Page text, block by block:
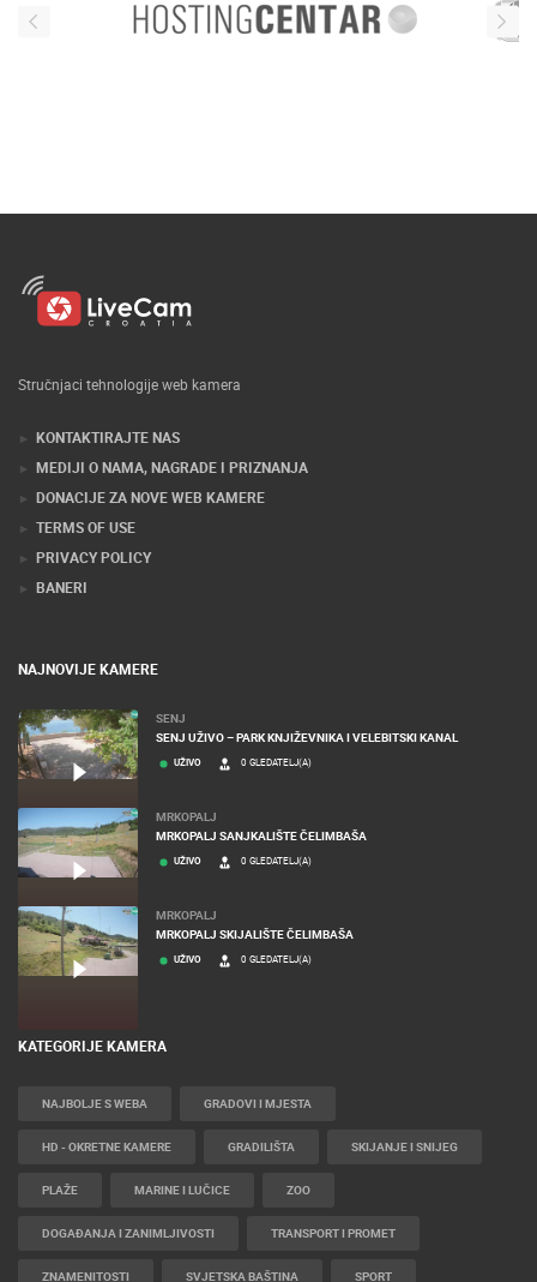
Stručnjaci tehnologije web kamera
KONTAKTIRAJTE NAS
MEDIJI O NAMA, NAGRADE I PRIZNANJA
DONACIJE ZA NOVE WEB KAMERE
TERMS OF USE
PRIVACY POLICY
BANERI
NAJNOVIJE KAMERE
SENJ
SENJ UŽIVO – PARK KNJIŽEVNIKA I VELEBITSKI KANAL
UŽIVO 0 GLEDATELJ(A)
MRKOPALJ
MRKOPALJ SANJKALIŠTE ČELIMBAŠA
UŽIVO 0 GLEDATELJ(A)
MRKOPALJ
MRKOPALJ SKIJALIŠTE ČELIMBAŠA
UŽIVO 0 GLEDATELJ(A)
KATEGORIJE KAMERA
NAJBOLJE S WEBA GRADOVI I MJESTA
HD - OKRETNE KAMERE GRADILIŠTA SKIJANJE I SNIJEG
PLAŽE MARINE I LUČICE ZOO
DOGAĐANJA I ZANIMLJIVOSTI TRANSPORT I PROMET
ZNAMENITOSTI SVJETSKA BAŠTINA SPORT